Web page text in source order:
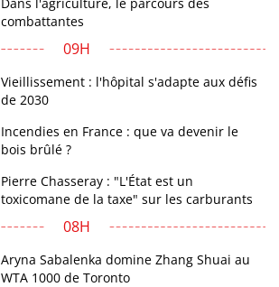
combattantes
09H
Vieillissement : l'hôpital s'adapte aux défis
de 2030
Incendies en France : que va devenir le
bois brûlé ?
Pierre Chasseray : "L'État est un
toxicomane de la taxe" sur les carburants
08H
Aryna Sabalenka domine Zhang Shuai au
WTA 1000 de Toronto